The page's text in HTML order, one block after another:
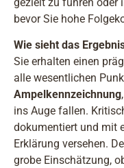
bevor Sie hohe
Wie sieht das
Sie erhalten einen
alle wesentlichen
Ampelkennzeichnung
ins Auge fallen.
dokumentiert und mit
Erklärung versehen.
grobe Einschätzung,